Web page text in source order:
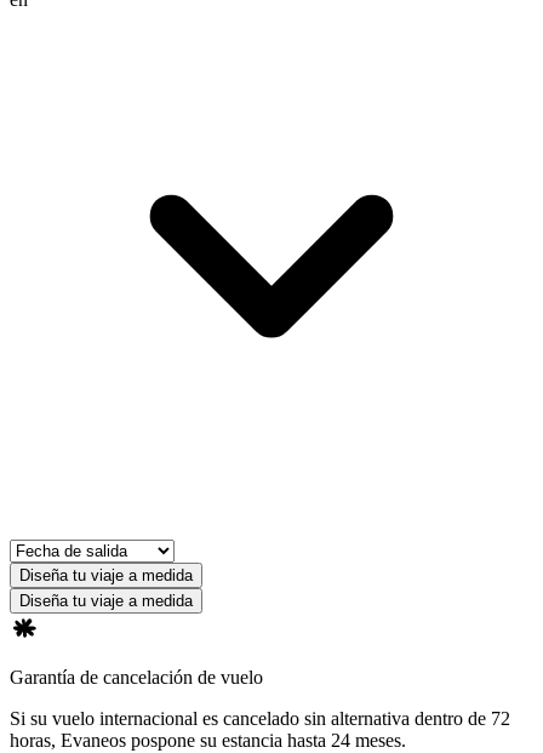
Diseña tu viaje a medida
Diseña tu viaje a medida
Garantía de cancelación de vuelo
Si su vuelo internacional es cancelado sin alternativa dentro de 72
horas, Evaneos pospone su estancia hasta 24 meses.